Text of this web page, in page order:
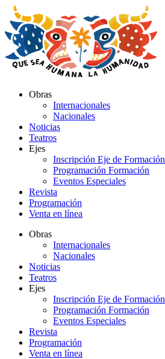
al
contenido
Obras
Internacionales
Nacionales
Noticias
Teatros
Ejes
Inscripción Eje de Formación
Programación Formación
Eventos Especiales
Revista
Programación
Venta en línea
Obras
Internacionales
Nacionales
Noticias
Teatros
Ejes
Inscripción Eje de Formación
Programación Formación
Eventos Especiales
Revista
Programación
Venta en línea